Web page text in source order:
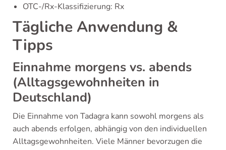
OTC-/Rx-Klassifizierung: Rx
Tägliche Anwendung &
Tipps
Einnahme morgens vs. abends
(Alltagsgewohnheiten in
Deutschland)
Die Einnahme von Tadagra kann sowohl morgens als
auch abends erfolgen, abhängig von den individuellen
Alltagsgewohnheiten. Viele Männer bevorzugen die